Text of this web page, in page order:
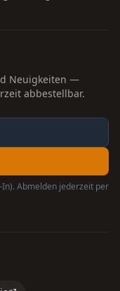
Neuigkeiten —
abbestellbar.
Abmelden jederzeit per